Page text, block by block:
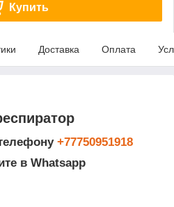
Купить
Доставка Оплата
+77750951918
в Whatsapp